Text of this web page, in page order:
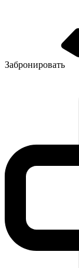
Забронировать